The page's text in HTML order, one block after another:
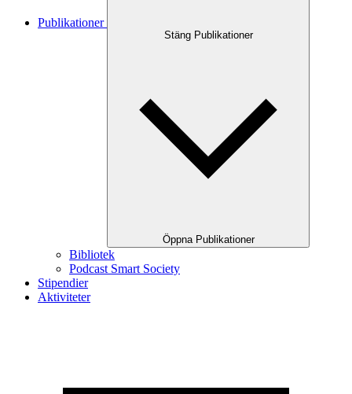
Publikationer
Stäng Publikationer
Öppna Publikationer
Bibliotek
Podcast Smart Society
Stipendier
Aktiviteter